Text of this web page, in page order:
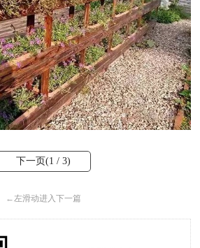
下一页(1 / 3)
← 左滑动进入下一篇